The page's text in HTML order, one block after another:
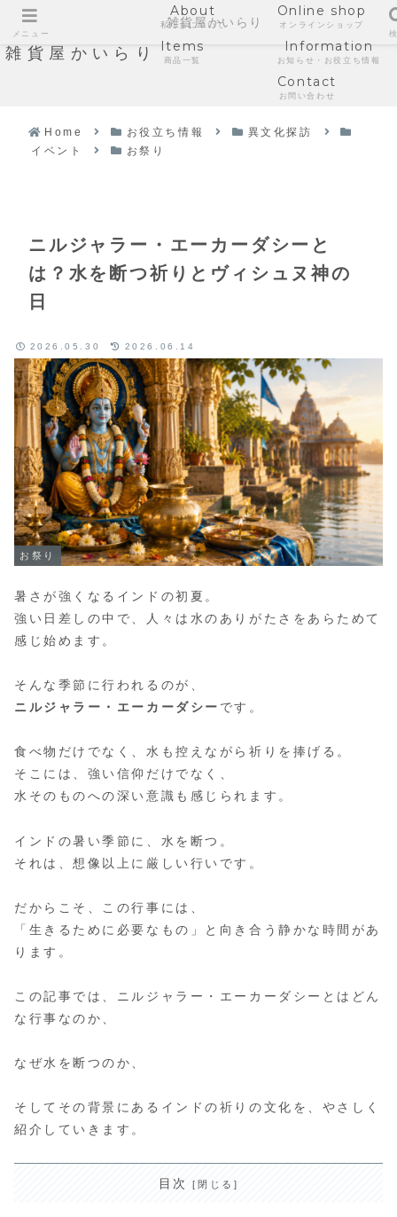
雑貨屋かいらり
About
私たちについて
Online shop
オンラインショップ
Items
商品一覧
Information
お知らせ・お役立ち情報
Contact
お問い合わせ
Home お役立ち情報
異文化探訪
イベント
お祭り
ニルジャラー・エーカーダシーと
は？水を断つ祈りとヴィシュヌ神の
日
お祭り
2026.05.30 2026.06.14
暑さが強くなるインドの初夏。
強い日差しの中で、人々は水のありがたさをあらためて
感じ始めます。
そんな季節に行われるのが、
ニルジャラー・エーカーダシー です。
食べ物だけでなく、水も控えながら祈りを捧げる。
そこには、強い信仰だけでなく、
水そのものへの深い意識も感じられます。
インドの暑い季節に、水を断つ。
それは、想像以上に厳しい行いです。
だからこそ、この行事には、
「生きるために必要なもの」と向き合う静かな時間があ
ります。
この記事では、ニルジャラー・エーカーダシーとはどん
な行事なのか、
なぜ水を断つのか、
そしてその背景にあるインドの祈りの文化を、やさしく
紹介していきます。
目次
メニュー
雑貨屋かいらり